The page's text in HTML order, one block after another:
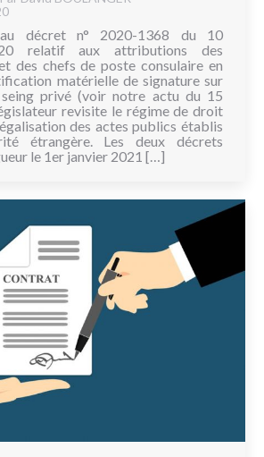
au décret n° 2020-1368 du 10
relatif aux attributions des
des chefs de poste consulaire en
matérielle de signature sur
privé (voir notre actu du 15
revisite le régime de droit
des actes publics établis
étrangère. Les deux décrets
le 1er janvier 2021 […]